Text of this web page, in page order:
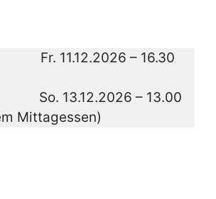
Fr. 11.12.2026 – 16.30
13.12.2026 – 13.00
Mittagessen)